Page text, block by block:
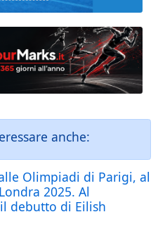
anche:
Olimpiadi di Parigi, al
2025. Al
debutto di Eilish